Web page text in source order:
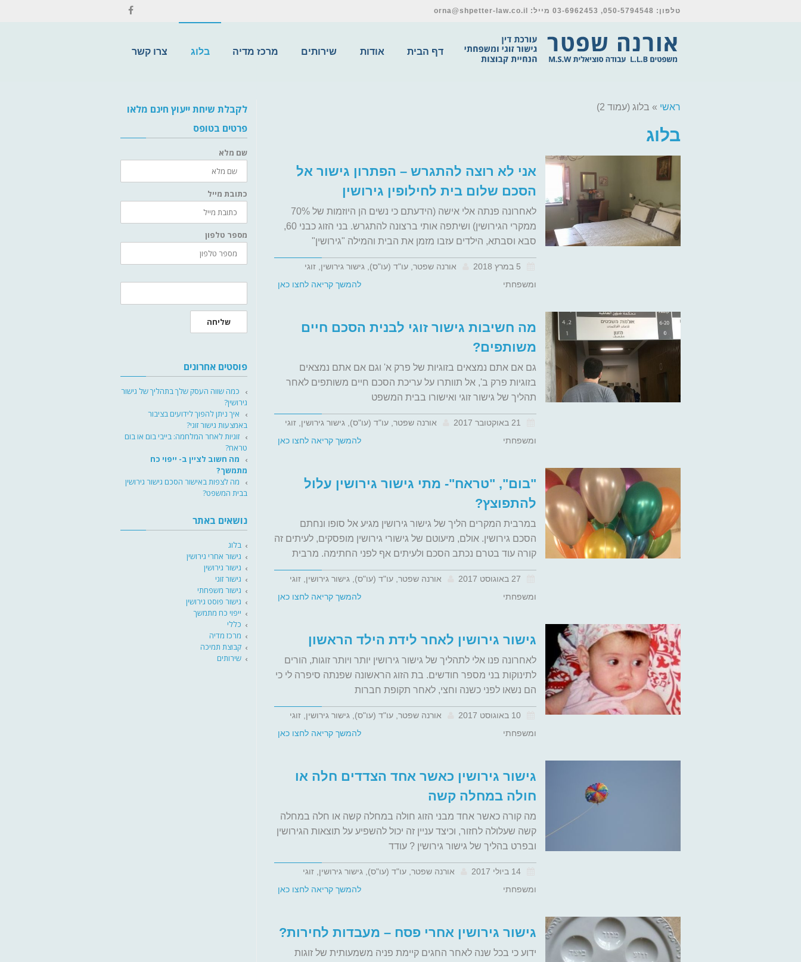
טלפון: 050-5794548, 03-6962453 מייל: orna@shpetter-law.co.il
דף הבית אודות שירותים מרכז מדיה בלוג צרו קשר
ראשי » בלוג (עמוד 2)
בלוג
אני לא רוצה להתגרש – הפתרון גישור אל
הסכם שלום בית לחילופין גירושין
לאחרונה פנתה אלי אישה (הידעתם כי נשים הן היוזמות של 70%
ממקרי הגירושין) ושיתפה אותי ברצונה להתגרש. בני הזוג כבני 60,
סבא וסבתא, הילדים עזבו מזמן את הבית והמילה "גירושין"
אורנה שפטר, עו"ד (עו"ס), גישור גירושין, זוגי
ומשפחתי
להמשך קריאה לחצו כאן
מה חשיבות גישור זוגי לבנית הסכם חיים
משותפים?
גם אם אתם נמצאים בזוגיות של פרק א' וגם אם אתם נמצאים
בזוגיות פרק ב', אל תוותרו על עריכת הסכם חיים משותפים לאחר
תהליך של גישור זוגי ואישורו בבית המשפט
אורנה שפטר, עו"ד (עו"ס), גישור גירושין, זוגי
ומשפחתי
להמשך קריאה לחצו כאן
"בום", "טראח"- מתי גישור גירושין עלול
להתפוצץ?
במרבית המקרים הליך של גישור גירושין מגיע אל סופו ונחתם
הסכם גירושין. אולם, מיעוטם של גישורי גירושין מופסקים, לעיתים זה
קורה עוד בטרם נכתב הסכם ולעיתים אף לפני החתימה. מרבית
אורנה שפטר, עו"ד (עו"ס), גישור גירושין, זוגי
ומשפחתי
להמשך קריאה לחצו כאן
גישור גירושין לאחר לידת הילד הראשון
לאחרונה פנו אלי לתהליך של גישור גירושין יותר ויותר זוגות, הורים
לתינוקות בני מספר חודשים. בת הזוג הראשונה שפנתה סיפרה לי כי
הם נשאו לפני כשנה וחצי, לאחר תקופת חברות
אורנה שפטר, עו"ד (עו"ס), גישור גירושין, זוגי
ומשפחתי
להמשך קריאה לחצו כאן
גישור גירושין כאשר אחד הצדדים חלה או
חולה במחלה קשה
מה קורה כאשר אחד מבני הזוג חולה במחלה קשה או חלה במחלה
קשה שעלולה לחזור, וכיצד עניין זה יכול להשפיע על תוצאות הגירושין
ובפרט בהליך של גישור גירושין ? עודד
14 ביולי 2017
אורנה שפטר, עו"ד (עו"ס), גישור גירושין, זוגי
ומשפחתי
להמשך קריאה לחצו כאן
גישור גירושין אחרי פסח – מעבדות לחירות?
ידוע כי בכל שנה לאחר החגים קיימת פניה משמעותית של זוגות
לקבלת שיחת ייעוץ חינם מלאו
פרטים בטופס
שם מלא
כתובת מייל
מספר טלפון
שליחה
פוסטים אחרונים
כמה שווה העסק שלך בתהליך של גישור
גירושין?
איך ניתן להפוך לידועים בציבור
באמצעות גישור זוגי?
זוגיות לאחר המלחמה: בייבי בום או בום
טראח?
מה חשוב לציין ב- ייפוי כח
מתמשך?
מה לצפות באישור הסכם גישור גירושין
בבית המשפט?
נושאים באתר
בלוג
גישור אחרי גירושין
גישור גירושין
גישור זוגי
גישור משפחתי
גישור פוסט גירושין
ייפוי כח מתמשך
כללי
מרכז מדיה
קבוצת תמיכה
שירותים